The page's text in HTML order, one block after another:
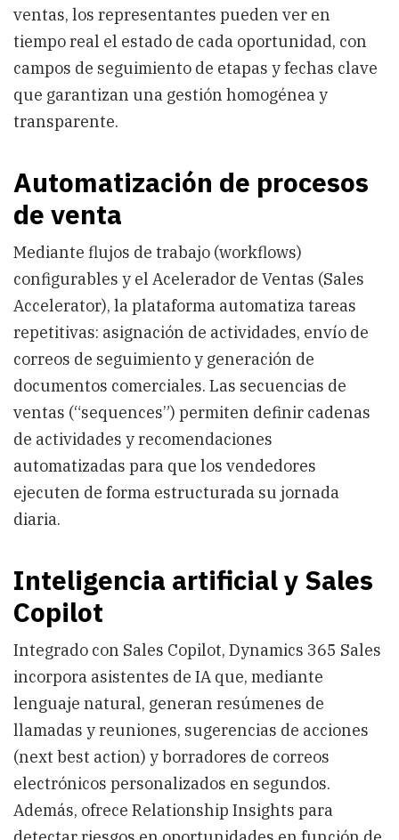
ventas, los representantes pueden ver en
tiempo real el estado de cada oportunidad, con
campos de seguimiento de etapas y fechas clave
que garantizan una gestión homogénea y
transparente.
Automatización de procesos
de venta
Mediante flujos de trabajo (workflows)
configurables y el Acelerador de Ventas (Sales
Accelerator), la plataforma automatiza tareas
repetitivas: asignación de actividades, envío de
correos de seguimiento y generación de
documentos comerciales. Las secuencias de
ventas (“sequences”) permiten definir cadenas
de actividades y recomendaciones
automatizadas para que los vendedores
ejecuten de forma estructurada su jornada
diaria.
Inteligencia artificial y Sales
Copilot
Integrado con Sales Copilot, Dynamics 365 Sales
incorpora asistentes de IA que, mediante
lenguaje natural, generan resúmenes de
llamadas y reuniones, sugerencias de acciones
(next best action) y borradores de correos
electrónicos personalizados en segundos.
Además, ofrece Relationship Insights para